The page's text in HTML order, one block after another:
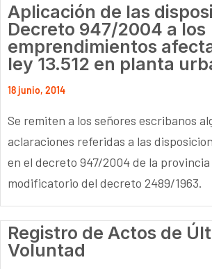
Aplicación de las
Decreto 947/2004 a los
emprendimientos
ley 13.512 en planta
18 junio, 2014
Se remiten a los señores escribanos
aclaraciones referidas a las
en el decreto 947/2004 de la
modificatorio del decreto 2489/1963.
Registro de Actos de
Voluntad